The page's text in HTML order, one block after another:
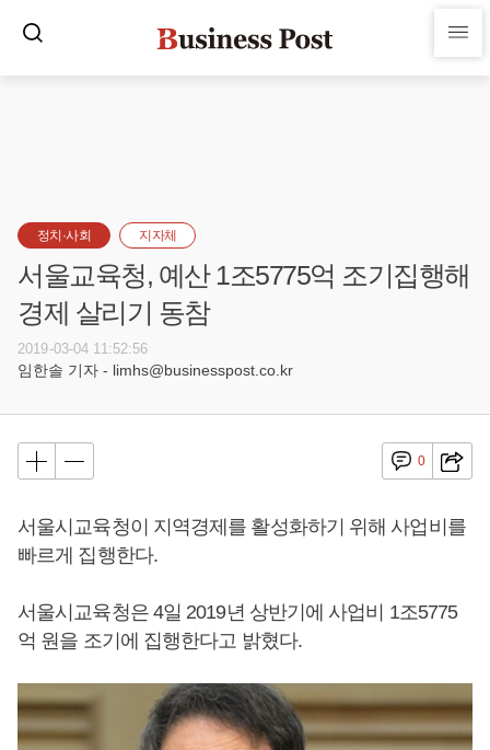
정치·사회 지자체
서울교육청, 예산 1조5775억 조기집행해
경제 살리기 동참
2019-03-04 11:52:56
임한솔 기자 - limhs@businesspost.co.kr
0
서울시교육청이 지역경제를 활성화하기 위해 사업비를
빠르게 집행한다.
서울시교육청은 4일 2019년 상반기에 사업비 1조5775
억 원을 조기에 집행한다고 밝혔다.